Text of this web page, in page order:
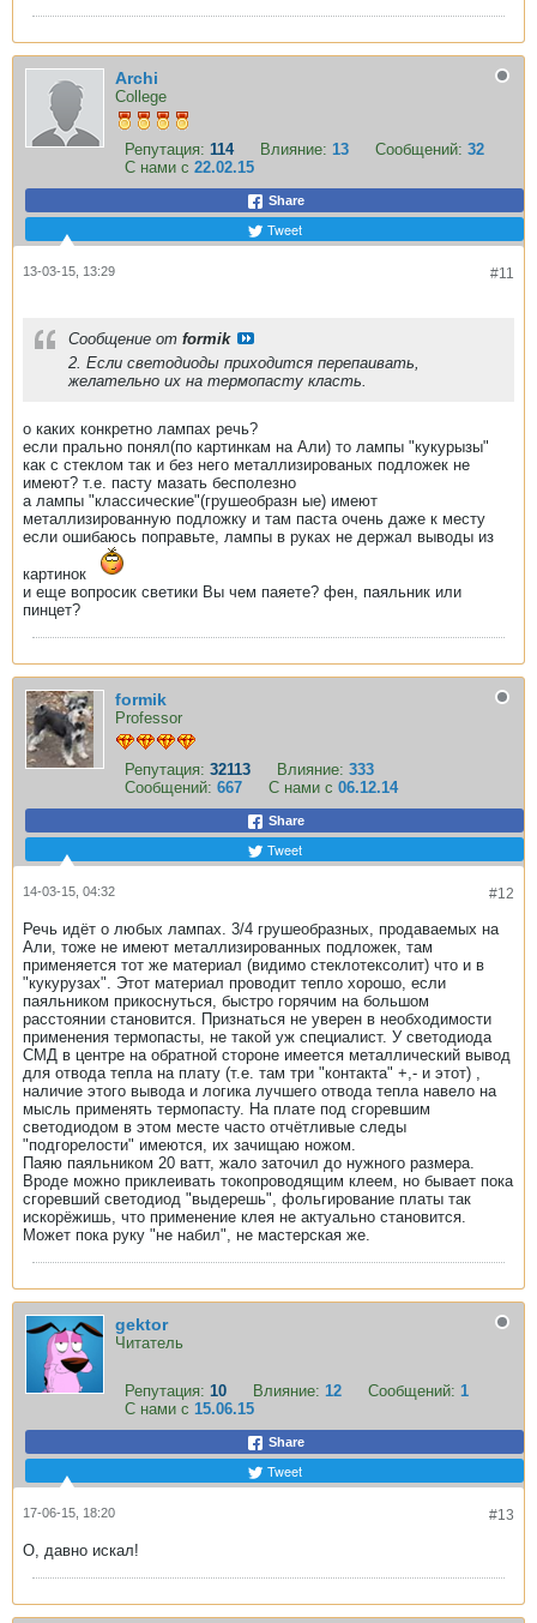
Archi
College
Репутация: 114 Влияние: 13 Сообщений: 32
С нами с 22.02.15
Share
Tweet
#11
13-03-15, 13:29
Сообщение от formik
2. Если светодиоды приходится перепаивать,
желательно их на термопасту класть.
о каких конкретно лампах речь?
если прально понял(по картинкам на Али) то лампы "кукурызы"
как с стеклом так и без него металлизированых подложек не
имеют? т.е. пасту мазать бесполезно
а лампы "классические"(грушеобразн ые) имеют
металлизированную подложку и там паста очень даже к месту
если ошибаюсь поправьте, лампы в руках не держал выводы из
картинок
и еще вопросик светики Вы чем паяете? фен, паяльник или
пинцет?
formik
Professor
Репутация: 32113 Влияние: 333
Сообщений: 667 С нами с 06.12.14
Share
Tweet
#12
14-03-15, 04:32
Речь идёт о любых лампах. 3/4 грушеобразных, продаваемых на
Али, тоже не имеют металлизированных подложек, там
применяется тот же материал (видимо стеклотексолит) что и в
"кукурузах". Этот материал проводит тепло хорошо, если
паяльником прикоснуться, быстро горячим на большом
расстоянии становится. Признаться не уверен в необходимости
применения термопасты, не такой уж специалист. У светодиода
СМД в центре на обратной стороне имеется металлический вывод
для отвода тепла на плату (т.е. там три "контакта" +,- и этот) ,
наличие этого вывода и логика лучшего отвода тепла навело на
мысль применять термопасту. На плате под сгоревшим
светодиодом в этом месте часто отчётливые следы
"подгорелости" имеются, их зачищаю ножом.
Паяю паяльником 20 ватт, жало заточил до нужного размера.
Вроде можно приклеивать токопроводящим клеем, но бывает пока
сгоревший светодиод "выдерешь", фольгирование платы так
искорёжишь, что применение клея не актуально становится.
Может пока руку "не набил", не мастерская же.
gektor
Читатель
Репутация: 10 Влияние: 12 Сообщений: 1
С нами с 15.06.15
Share
Tweet
#13
17-06-15, 18:20
О, давно искал!